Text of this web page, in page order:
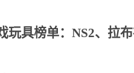
玩具榜单：NS2、拉